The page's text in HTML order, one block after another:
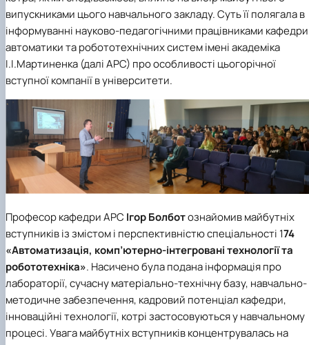
Міжнародна кредитна мобільність освітніх
програм
"Автоматизація, комп’ютерно-інтегровані
техн…
Інформація про вибіркові компоненти
(дисципліни) ОПП Магістр "Автоматизація, ко…
Анкетування (ОПП Магістр "Автоматизація,
комп’ютерно-інтегровані технології та …
інтегровані технології та робототехніка"
Інформація про вибіркові компоненти
(дисципліни)
Анкетування
Вступ
Робототехнічні системи
випускниками цього навчального закладу. Суть її полягала в
інформуванні науково-педагогічними працівниками кафедри
автоматики та робототехнічних систем імені академіка
І.І.Мартиненка (далі АРС) про особливості цьогорічної
вступної компанії в університети.
Професор кафедри АРС Ігор Болботознайомив майбутніх
вступників із змістом і перспективністю спеціальності 174
«Автоматизація, комп’ютерно-інтегровані технології та
робототехніка». Насичено була подана інформація про
лабораторії, сучасну матеріально-технічну базу, навчально-
методичне забезпечення, кадровий потенціал кафедри,
інноваційні технології, котрі застосовуються у навчальному
процесі. Увага майбутніх вступників концентрувалась на